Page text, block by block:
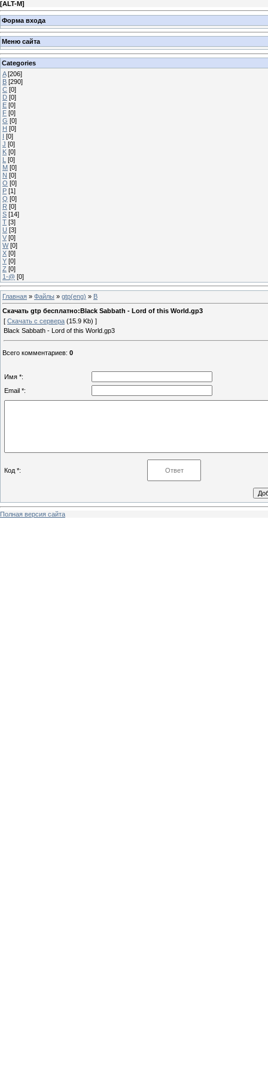
[ALT-M]
Форма входа
Меню сайта
Categories
A [206]
B [290]
C [0]
D [0]
E [0]
F [0]
G [0]
H [0]
I [0]
J [0]
K [0]
L [0]
M [0]
N [0]
O [0]
P [1]
Q [0]
R [0]
S [14]
T [3]
U [3]
V [0]
W [0]
X [0]
Y [0]
Z [0]
1-@ [0]
Главная » Файлы » gtp(eng) » B
Скачать gtp бесплатно:Black Sabbath - Lord of this World.gp3
[ Скачать с сервера (15.9 Kb) ]
Black Sabbath - Lord of this World.gp3
Всего комментариев: 0
Имя *:
Email *:
Код *:
Полная версия сайта